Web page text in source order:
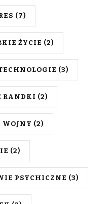
(7)
ŻYCIE (2)
(3)
RANDKI (2)
WOJNY (2)
(2)
PSYCHICZNE (3)